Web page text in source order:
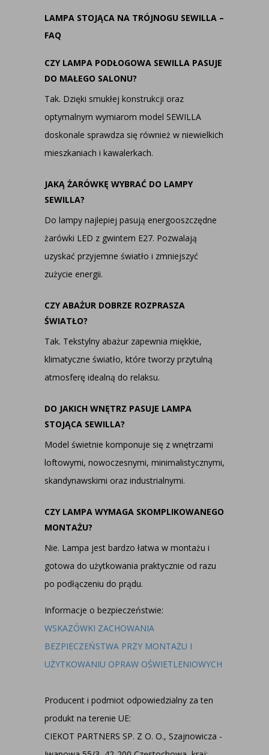
LAMPA STOJĄCA NA TRÓJNOGU SEWILLA –
FAQ
CZY LAMPA PODŁOGOWA SEWILLA PASUJE
DO MAŁEGO SALONU?
Tak. Dzięki smukłej konstrukcji oraz
optymalnym wymiarom model SEWILLA
doskonale sprawdza się również w niewielkich
mieszkaniach i kawalerkach.
JAKĄ ŻARÓWKĘ WYBRAĆ DO LAMPY
SEWILLA?
Do lampy najlepiej pasują energooszczędne
żarówki LED z gwintem E27. Pozwalają
uzyskać przyjemne światło i zmniejszyć
zużycie energii.
CZY ABAŻUR DOBRZE ROZPRASZA
ŚWIATŁO?
Tak. Tekstylny abażur zapewnia miękkie,
klimatyczne światło, które tworzy przytulną
atmosferę idealną do relaksu.
DO JAKICH WNĘTRZ PASUJE LAMPA
STOJĄCA SEWILLA?
Model świetnie komponuje się z wnętrzami
loftowymi, nowoczesnymi, minimalistycznymi,
skandynawskimi oraz industrialnymi.
CZY LAMPA WYMAGA SKOMPLIKOWANEGO
MONTAŻU?
Nie. Lampa jest bardzo łatwa w montażu i
gotowa do użytkowania praktycznie od razu
po podłączeniu do prądu.
Informacje o bezpieczeństwie:
WSKAZÓWKI ZACHOWANIA
BEZPIECZEŃSTWA PRZY MONTAŻU I
UŻYTKOWANIU OPRAW OŚWIETLENIOWYCH
Producent i podmiot odpowiedzialny za ten
produkt na terenie UE:
CIEKOT PARTNERS SP. Z O. O., Szajnowicza -